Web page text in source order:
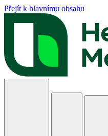
Přejít k hlavnímu obsahu